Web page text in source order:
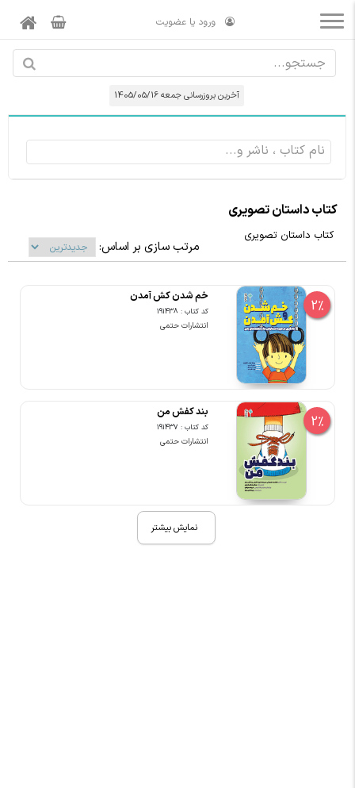
ورود یا عضویت
آخرین بروزرسانی جمعه 1405/05/16
کتاب داستان تصویری
کتاب داستان تصویری
مرتب سازی بر اساس:
2%
خم شدن کش آمدن
کد کتاب : 191438
انتشارات حتمی
2%
بند کفش من
کد کتاب : 191437
انتشارات حتمی
نمایش بیشتر